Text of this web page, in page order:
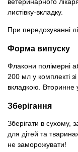
ветеринарного
листівку-вкладку.
При передозуванні
Форма випуску
Флакони полімерні
200 мл у комплекті
вкладкою. Вторинне
Зберігання
Зберігати в сухому,
для дітей та
не заморожувати!